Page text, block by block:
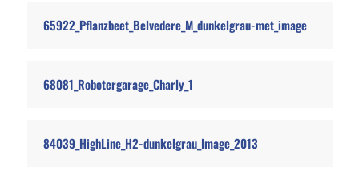
65922_Pflanzbeet_Belvedere_M_dunkelgrau-met_image
68081_Robotergarage_Charly_1
84039_HighLine_H2-dunkelgrau_Image_2013